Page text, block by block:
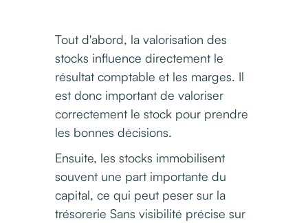
Tout d'abord, la valorisation des
stocks influence directement le
résultat comptable et les marges. Il
est donc important de valoriser
correctement le stock pour prendre
les bonnes décisions.
Ensuite, les stocks immobilisent
souvent une part importante du
capital, ce qui peut peser sur la
trésorerie Sans visibilité précise sur